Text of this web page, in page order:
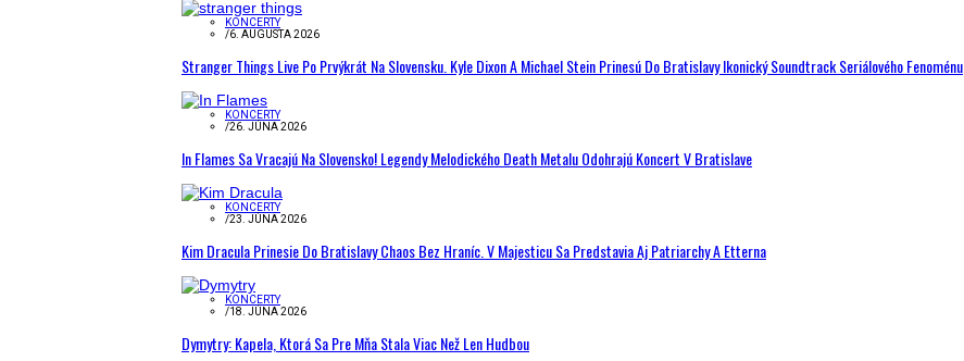
KONCERTY
/6. AUGUSTA 2026
Stranger Things Live Po Prvýkrát Na Slovensku. Kyle Dixon A Michael Stein Prinesú Do Bratislavy Ikonický Soundtrack Seriálového Fenoménu
KONCERTY
/26. JÚNA 2026
In Flames Sa Vracajú Na Slovensko! Legendy Melodického Death Metalu Odohrajú Koncert V Bratislave
KONCERTY
/23. JÚNA 2026
Kim Dracula Prinesie Do Bratislavy Chaos Bez Hraníc. V Majesticu Sa Predstavia Aj Patriarchy A Etterna
KONCERTY
/18. JÚNA 2026
Dymytry: Kapela, Ktorá Sa Pre Mňa Stala Viac Než Len Hudbou